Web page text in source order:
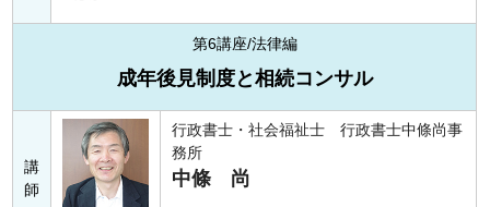
第6講座/法律編
成年後見制度と相続コンサル
講
師
行政書士・社会福祉士 行政書士中條尚事
務所
中條 尚